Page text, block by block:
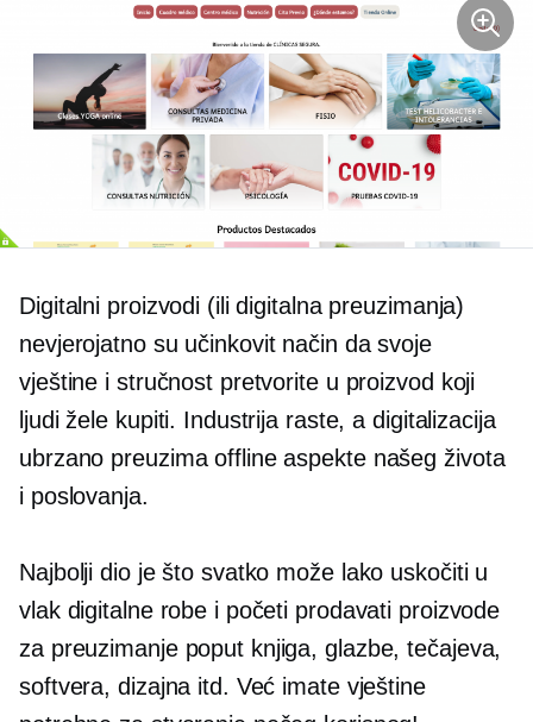
Digitalni proizvodi (ili digitalna preuzimanja)
nevjerojatno su učinkovit način da svoje
vještine i stručnost pretvorite u proizvod koji
ljudi žele kupiti. Industrija raste, a digitalizacija
ubrzano preuzima offline aspekte našeg života
i poslovanja.
Najbolji dio je što svatko može lako uskočiti u
vlak digitalne robe i početi prodavati proizvode
za preuzimanje poput knjiga, glazbe, tečajeva,
softvera, dizajna itd. Već imate vještine